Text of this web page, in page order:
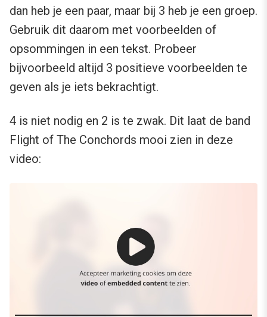
dan heb je een paar, maar bij 3 heb je een groep.
Gebruik dit daarom met voorbeelden of
opsommingen in een tekst. Probeer
bijvoorbeeld altijd 3 positieve voorbeelden te
geven als je iets bekrachtigt.
4 is niet nodig en 2 is te zwak. Dit laat de band
Flight of The Conchords mooi zien in deze
video: